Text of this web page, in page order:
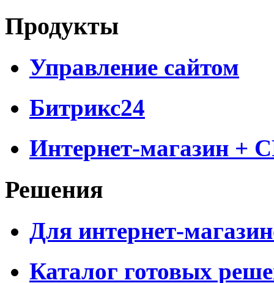
Продукты
Управление сайтом
Битрикс24
Интернет-магазин +
Решения
Для интернет-
Каталог готовых